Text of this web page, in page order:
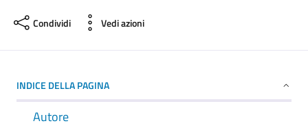
Condividi Vedi azioni
INDICE DELLA PAGINA
Autore